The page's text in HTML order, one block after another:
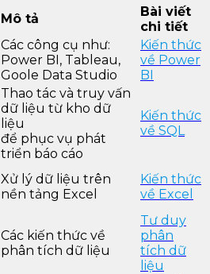
Mô tả
Bài viết
chi tiết
Các công cụ như:
Power BI, Tableau,
Goole Data Studio
Kiến thức
về Power
BI
Thao tác và truy vấn
dữ liệu từ kho dữ
liệu
để phục vụ phát
triển báo cáo
Kiến thức
về SQL
Xử lý dữ liệu trên
nền tảng Excel
Kiến thức
về Excel
Các kiến thức về
phân tích dữ liệu
Tư duy
phân
tích dữ
liệu